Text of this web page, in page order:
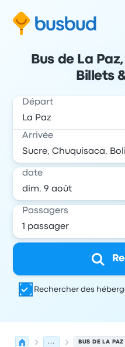
Bus de La
Billets
Départ
Arrivée
date
Passagers
Rechercher des
... BUS DE LA